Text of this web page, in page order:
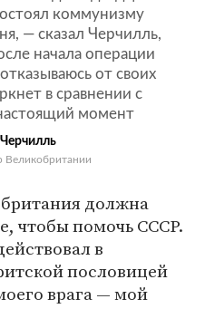
коммунизму
— сказал Черчилль,
начала операции
от своих
в сравнении с
момент
Великобритании
должна
чтобы помочь СССР.
в
пословицей
врага — мой